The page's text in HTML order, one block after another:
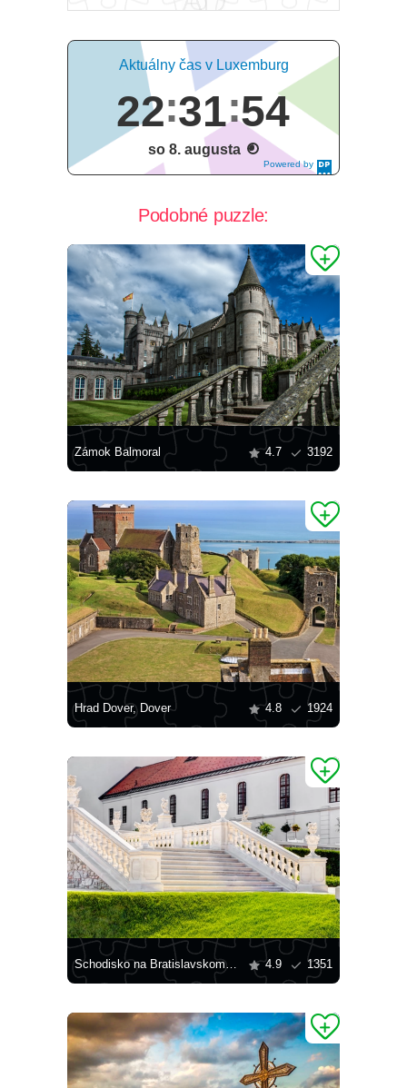
Powered by
DaysPedia.c
Aktuálny čas v Luxemburg
22 31 54
so 8. augusta
Podobné puzzle:
Zámok Balmoral 4.7 3192
Hrad Dover, Dover 4.8 1924
Schodisko na Bratislavskom hrade 4.9 1351